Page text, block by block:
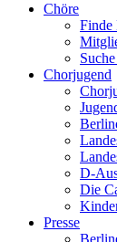
Chöre
Finde
Chorjugend
D-
Die
Presse